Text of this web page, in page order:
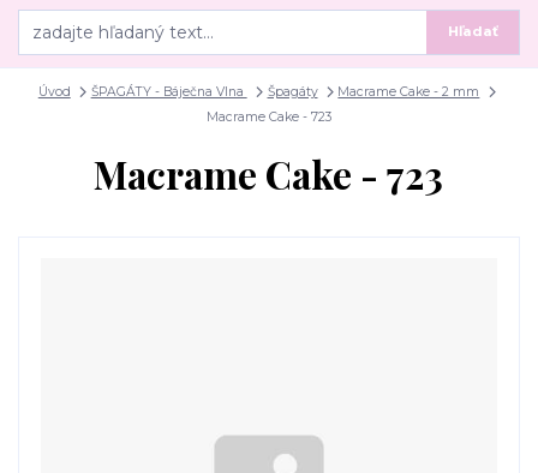
Hľadať
Úvod ŠPAGÁTY - Báječna Vlna Špagáty
Macrame Cake - 2 mm
Macrame Cake - 723
Macrame Cake - 723